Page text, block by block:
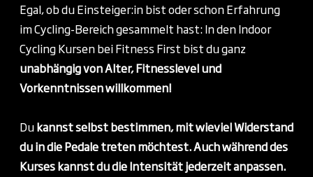
Egal, ob du Einsteiger:in bist oder schon Erfahrung
im Cycling-Bereich gesammelt hast: In den Indoor
Cycling Kursen bei Fitness First bist du ganz
unabhängig von Alter, Fitnesslevel und
Vorkenntnissen willkommen!
Dukannst selbst bestimmen, mit wieviel Widerstand
du in die Pedale treten möchtest. Auch während des
Kurses kannst du die Intensität jederzeit anpassen.